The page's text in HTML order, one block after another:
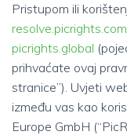
Pristupom ili
resolve.picrights.com
picrights.global
prihvaćate ovaj
stranice”). Uvjeti
između vas kao
Europe GmbH